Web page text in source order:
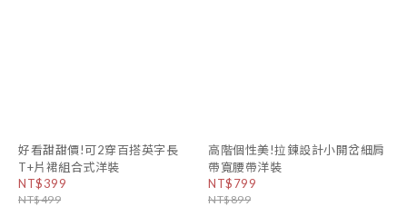
好看甜甜價!可2穿百搭英字長
T+片裙組合式洋裝
NT$399
NT$499
高階個性美!拉鍊設計小開岔細肩
帶寬腰帶洋裝
NT$799
NT$899